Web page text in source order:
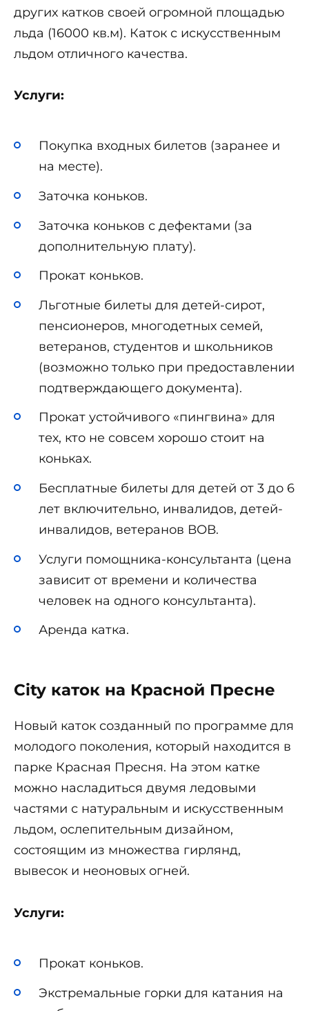
других катков своей огромной площадью
льда (16000 кв.м). Каток с искусственным
льдом отличного качества.
Услуги:
Покупка входных билетов (заранее и
на месте).
Заточка коньков.
Заточка коньков с дефектами (за
дополнительную плату).
Прокат коньков.
Льготные билеты для детей-сирот,
пенсионеров, многодетных семей,
ветеранов, студентов и школьников
(возможно только при предоставлении
подтверждающего документа).
Прокат устойчивого «пингвина» для
тех, кто не совсем хорошо стоит на
коньках.
Бесплатные билеты для детей от 3 до 6
лет включительно, инвалидов, детей-
инвалидов, ветеранов ВОВ.
Услуги помощника-консультанта (цена
зависит от времени и количества
человек на одного консультанта).
Аренда катка.
City каток на Красной Пресне
Новый каток созданный по программе для
молодого поколения, который находится в
парке Красная Пресня. На этом катке
можно насладиться двумя ледовыми
частями с натуральным и искусственным
льдом, ослепительным дизайном,
состоящим из множества гирлянд,
вывесок и неоновых огней.
Услуги:
Прокат коньков.
Экстремальные горки для катания на